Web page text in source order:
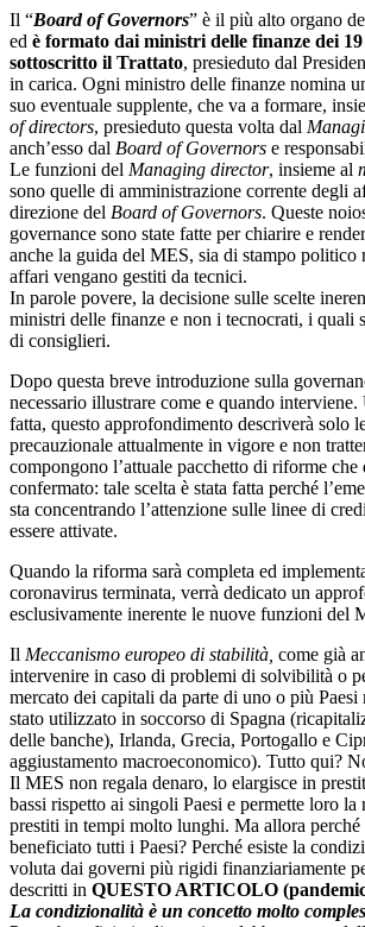
Il “Board of Governors” è il più alto organo
ed è formato dai ministri delle finanze dei 19
sottoscritto il Trattato, presieduto dal
in carica. Ogni ministro delle finanze nomina
suo eventuale supplente, che va a formare,
of directors, presieduto questa volta dal
anch’esso dal Board of Governors e
Le funzioni del Managing director, insieme al
sono quelle di amministrazione corrente degli
direzione del Board of Governors. Queste
governance sono state fatte per chiarire e
anche la guida del MES, sia di stampo politico
affari vengano gestiti da tecnici.
In parole povere, la decisione sulle scelte
ministri delle finanze e non i tecnocrati, i quali
di consiglieri.
Dopo questa breve introduzione sulla
necessario illustrare come e quando interviene.
fatta, questo approfondimento descriverà solo
precauzionale attualmente in vigore e non
compongono l’attuale pacchetto di riforme che
confermato: tale scelta è stata fatta perché
sta concentrando l’attenzione sulle linee di
essere attivate.
Quando la riforma sarà completa ed
coronavirus terminata, verrà dedicato un
esclusivamente inerente le nuove funzioni del
Il Meccanismo europeo di stabilità, come già
intervenire in caso di problemi di solvibilità o
mercato dei capitali da parte di uno o più
stato utilizzato in soccorso di Spagna
delle banche), Irlanda, Grecia, Portogallo e
aggiustamento macroeconomico). Tutto qui?
Il MES non regala denaro, lo elargisce in
bassi rispetto ai singoli Paesi e permette loro la
prestiti in tempi molto lunghi. Ma allora perché
beneficiato tutti i Paesi? Perché esiste la
voluta dai governi più rigidi finanziariamente
descritti in QUESTO ARTICOLO
La condizionalità è un concetto molto